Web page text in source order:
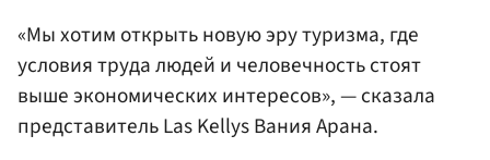
«Мы хотим открыть новую эру туризма, где
условия труда людей и человечность стоят
выше экономических интересов», — сказала
представитель Las Kellys Вания Арана.